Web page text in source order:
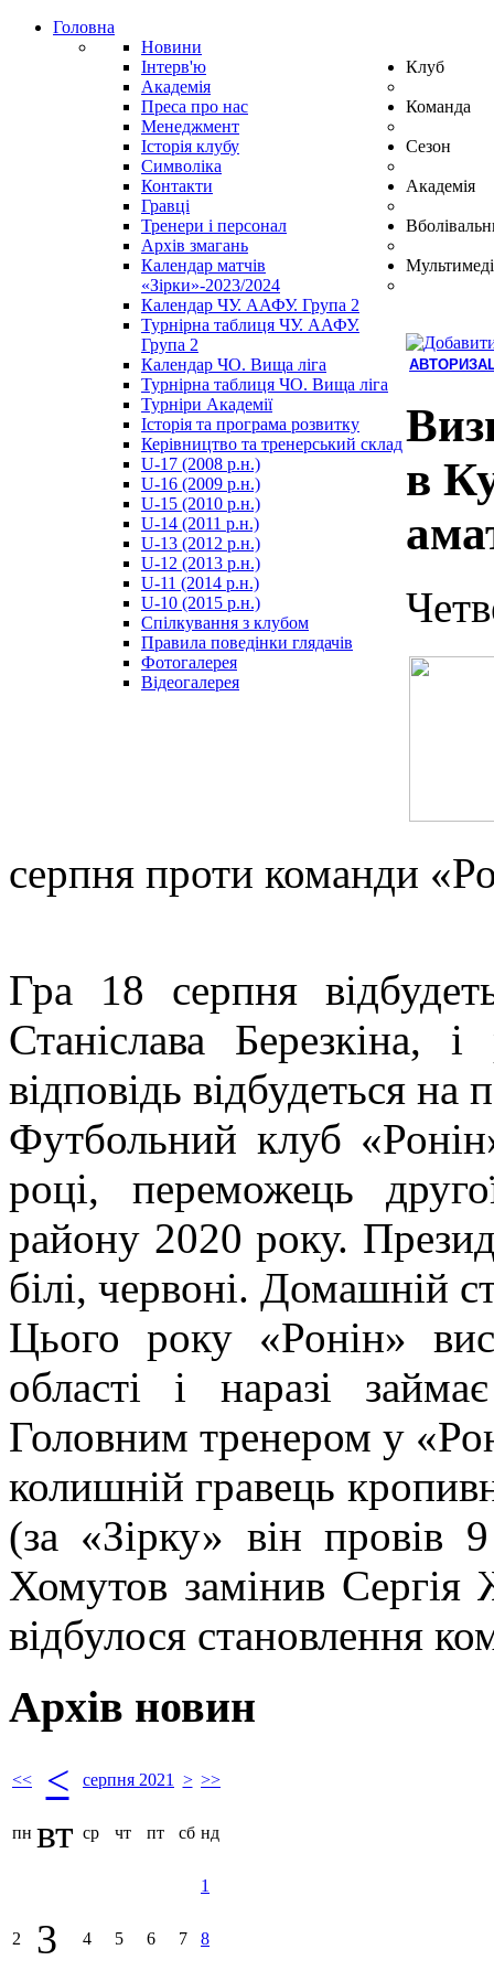
Головна
Новини
Інтерв'ю
Академія
Преса про нас
Клуб
Менеджмент
Історія клубу
Символіка
Контакти
Команда
Гравці
Тренери і персонал
Архів змагань
Сезон
Календар матчів
«Зірки»-2023/2024
Календар ЧУ. ААФУ. Група 2
Турнірна таблиця ЧУ. ААФУ.
Група 2
Календар ЧО. Вища ліга
Турнірна таблиця ЧО. Вища ліга
Академія
Турніри Академії
Історія та програма розвитку
Керівництво та тренерський склад
U-17 (2008 р.н.)
U-16 (2009 р.н.)
U-15 (2010 р.н.)
U-14 (2011 р.н.)
U-13 (2012 р.н.)
U-12 (2013 р.н.)
U-11 (2014 р.н.)
U-10 (2015 р.н.)
Спілкування з клубом
Правила поведінки глядачів
Фотогалерея
Відеогалерея
в
серпня проти команди
Гра 18 серпня
Станіслава Березкіна,
відповідь відбудеться на
Футбольний клуб
році, переможець
району 2020 року.
білі, червоні. Домашній
Цього року «Ронін»
області і наразі
Головним тренером у
колишній гравець
(за «Зірку» він провів
Хомутов замінив Сергія
відбулося становлення
Архів новин
<< < серпня 2021 > >>
пн вт ср чт пт сб нд
1
2 3 4 5 6 7 8